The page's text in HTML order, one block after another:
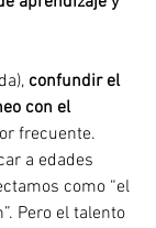
confundir el
con el
frecuente.
a edades
como “el
Pero el talento